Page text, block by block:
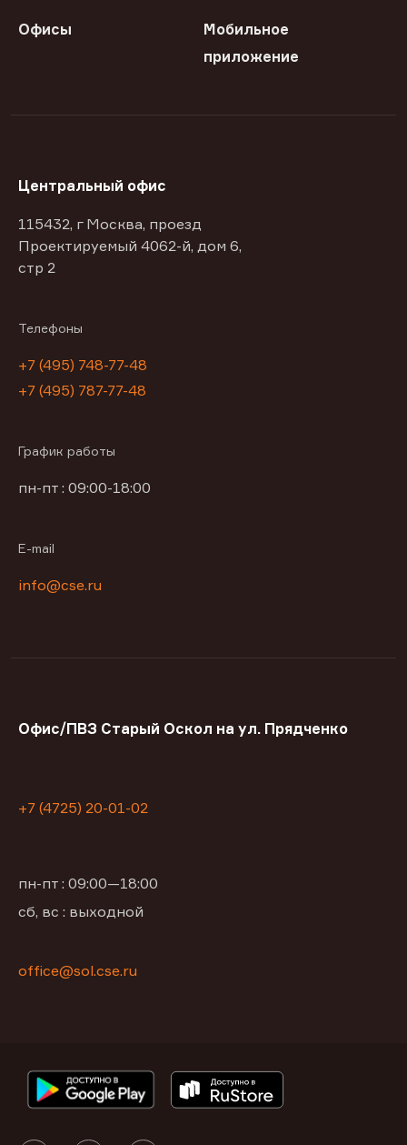
Офисы
Мобильное
приложение
Центральный офис
115432, г Москва, проезд
Проектируемый 4062-й, дом 6,
стр 2
Телефоны
+7 (495) 748-77-48
+7 (495) 787-77-48
График работы
пн-пт : 09:00-18:00
E-mail
info@cse.ru
Офис/ПВЗ Старый Оскол на ул. Прядченко
+7 (4725) 20-01-02
пн-пт : 09:00—18:00
сб, вс : выходной
office@sol.cse.ru